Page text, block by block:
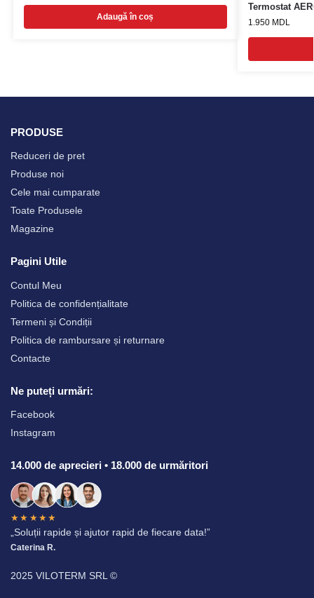
Adaugă în coș
Termostat
1.950 MDL
PRODUSE
Reduceri de pret
Produse noi
Cele mai cumparate
Toate Produsele
Magazine
Pagini Utile
Contul Meu
Politica de confidențialitate
Termeni și Condiții
Politica de rambursare și returnare
Contacte
Ne puteți urmări:
Facebook
Instagram
14.000 de aprecieri • 18.000 de urmăritori
★★★★★
„Soluții rapide și ajutor rapid de fiecare data!”
Caterina R.
2025 VILOTERM SRL ©